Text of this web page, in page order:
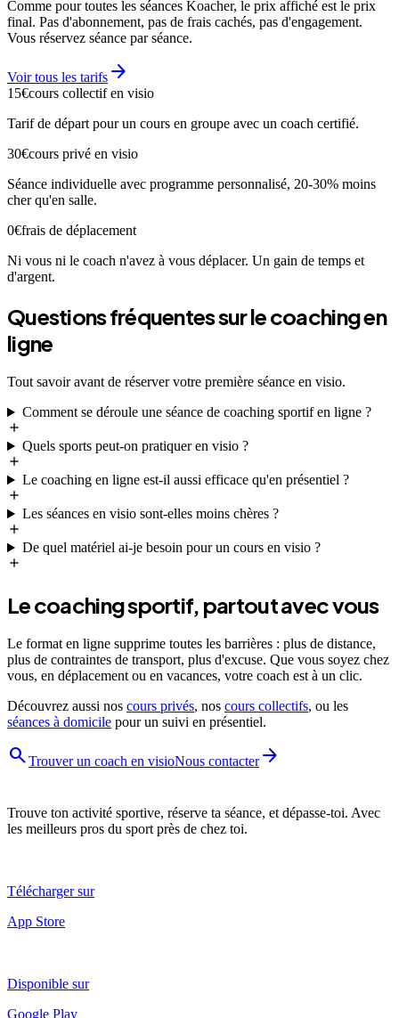
Comme pour toutes les séances Koacher, le prix affiché est le prix
final. Pas d'abonnement, pas de frais cachés, pas d'engagement.
Vous réservez séance par séance.
Voir tous les tarifs arrow_forward
15€cours collectif en visio
Tarif de départ pour un cours en groupe avec un coach certifié.
30€cours privé en visio
Séance individuelle avec programme personnalisé, 20-30% moins
cher qu'en salle.
0€frais de déplacement
Ni vous ni le coach n'avez à vous déplacer. Un gain de temps et
d'argent.
Questions fréquentes sur le coaching en
ligne
Tout savoir avant de réserver votre première séance en visio.
Comment se déroule une séance de coaching sportif en ligne ?
Quels sports peut-on pratiquer en visio ?
Le coaching en ligne est-il aussi efficace qu'en présentiel ?
Les séances en visio sont-elles moins chères ?
De quel matériel ai-je besoin pour un cours en visio ?
Le coaching sportif, partout avec vous
Le format en ligne supprime toutes les barrières : plus de distance,
plus de contraintes de transport, plus d'excuse. Que vous soyez chez
vous, en déplacement ou en vacances, votre coach est à un clic.
Découvrez aussi nos cours privés, nos cours collectifs, ou les
séances à domicile pour un suivi en présentiel.
searchTrouver un coach en visioNous contacterarrow_forward
Trouve ton activité sportive, réserve ta séance, et dépasse-toi. Avec
les meilleurs pros du sport près de chez toi.
Télécharger sur
App Store
Disponible sur
Google Play